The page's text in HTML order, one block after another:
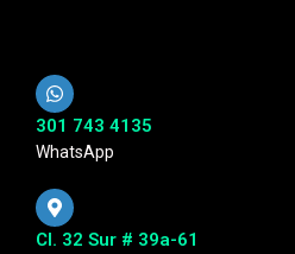
301 743 4135
WhatsApp
Cl. 32 Sur # 39a-61